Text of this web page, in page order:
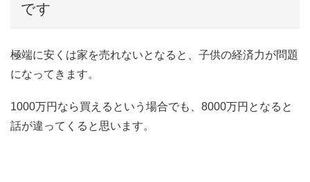
です
極端に安くは家を売れないとなると、子供の経済力が問題
になってきます。
1000万円なら買えるという場合でも、8000万円となると
話が違ってくると思います。